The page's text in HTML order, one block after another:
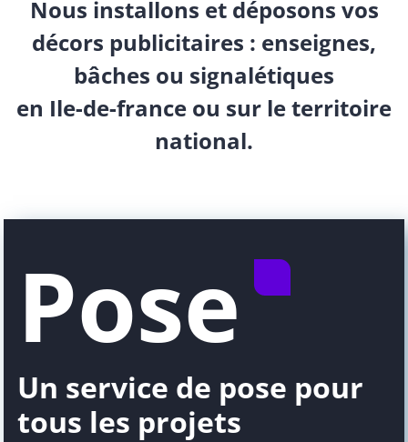
Nous installons et déposons vos
décors publicitaires : enseignes,
bâches ou signalétiques
en Ile-de-france ou sur le territoire
national.
Pose
Un service de pose pour
tous les projets